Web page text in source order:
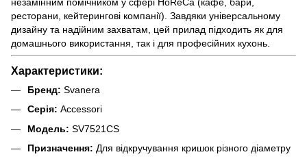
ресторани, кейтерингові компанії). Завдяки універсальному
дизайну та надійним захватам, цей прилад підходить як для
домашнього використання, так і для професійних кухонь.
Характеристики:
Бренд: Svanera
Серія: Accessori
Модель: SV7521CS
Призначення: Для відкручування кришок різного діаметру